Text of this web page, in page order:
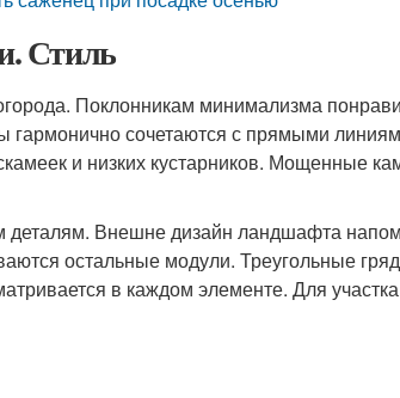
Стиль
Поклонникам минимализма
гармонично сочетаются с прямыми
и низких кустарников. Мощенные
деталям. Внешне дизайн ландшафта
остальные модули. Треугольные
в каждом элементе. Для участка